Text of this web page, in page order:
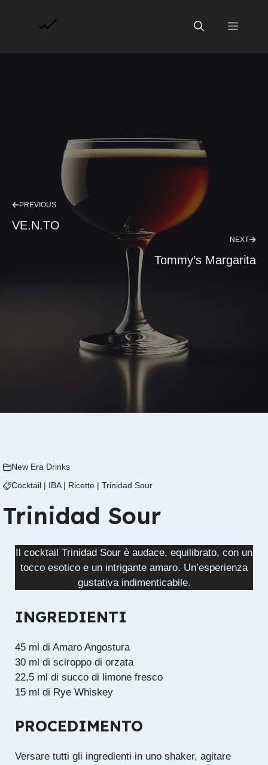
Menu
PREVIOUS
VE.N.TO
NEXT
Tommy’s Margarita
New Era Drinks
Cocktail | IBA| Ricette | Trinidad Sour
Trinidad Sour
Il cocktail Trinidad Sour è audace, equilibrato, con un
tocco esotico e un intrigante amaro. Un’esperienza
gustativa indimenticabile.
INGREDIENTI
45 ml di Amaro Angostura
30 ml di sciroppo di orzata
22,5 ml di succo di limone fresco
15 ml di Rye Whiskey
PROCEDIMENTO
Versare tutti gli ingredienti in uno shaker, agitare